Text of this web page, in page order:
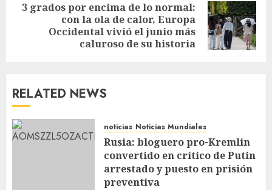
3 grados por encima de lo normal:
con la ola de calor, Europa
Occidental vivió el junio más
caluroso de su historia
RELATED NEWS
noticias Noticias Mundiales
Rusia: bloguero pro-Kremlin
convertido en crítico de Putin
arrestado y puesto en prisión
preventiva